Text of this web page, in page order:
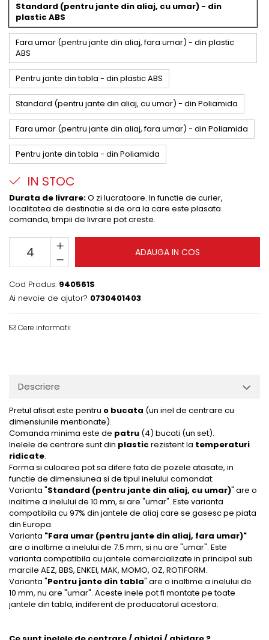
Standard (pentru jante din aliaj, cu umar) - din
plastic ABS
Fara umar (pentru jante din aliaj, fara umar) - din plastic
ABS
Pentru jante din tabla - din plastic ABS
Standard (pentru jante din aliaj, cu umar) - din Poliamida
Fara umar (pentru jante din aliaj, fara umar) - din Poliamida
Pentru jante din tabla - din Poliamida
IN STOC
Durata de livrare:O zi lucratoare. In functie de curier,
localitatea de destinatie si de ora la care este plasata
comanda, timpii de livrare pot creste.
ADAUGA IN COS
Cod Produs: 940561S
Ai nevoie de ajutor? 0730401403
Cere informatii
Descriere
Pretul afisat este pentru o bucata (un inel de centrare cu
dimensiunile mentionate).
Comanda minima este de patru (4) bucati (un set).
Inelele de centrare sunt din plastic rezistent la temperaturi
ridicate.
Forma si culoarea pot sa difere fata de pozele atasate, in
functie de dimensiunea si de tipul inelului comandat:
Varianta "Standard (pentru jante din aliaj, cu umar)" are o
inaltime a inelului de 10 mm, si are "umar". Este varianta
compatibila cu 97% din jantele de aliaj care se gasesc pe piata
din Europa.
Varianta "Fara umar (pentru jante din aliaj, fara umar)"
are o inaltime a inelului de 7.5 mm, si nu are "umar". Este
varianta compatibila cu jantele comercializate in principal sub
marcile AEZ, BBS, ENKEI, MAK, MOMO, OZ, ROTIFORM.
Varianta "Pentru jante din tabla" are o inaltime a inelului de
10 mm, nu are "umar". Aceste inele pot fi montate pe toate
jantele din tabla, indiferent de producatorul acestora.